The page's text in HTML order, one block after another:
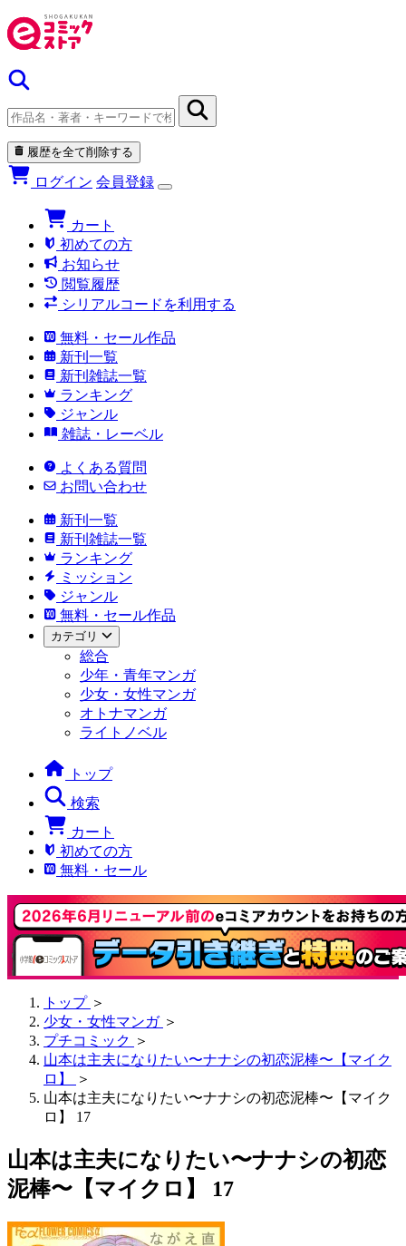
履歴を全て削除する
ログイン 会員登録
カート
初めての方
お知らせ
閲覧履歴
シリアルコードを利用する
無料・セール作品
新刊一覧
新刊雑誌一覧
ランキング
ジャンル
雑誌・レーベル
よくある質問
お問い合わせ
新刊一覧
新刊雑誌一覧
ランキング
ミッション
ジャンル
無料・セール作品
カテゴリ
総合
少年・青年マンガ
少女・女性マンガ
オトナマンガ
ライトノベル
トップ
検索
カート
初めての方
無料・セール
トップ ＞
少女・女性マンガ ＞
プチコミック ＞
山本は主夫になりたい〜ナナシの初恋泥棒〜【マイク
ロ】
＞
山本は主夫になりたい〜ナナシの初恋泥棒〜【マイク
ロ】 17
山本は主夫になりたい〜ナナシの初恋
泥棒〜【マイクロ】 17